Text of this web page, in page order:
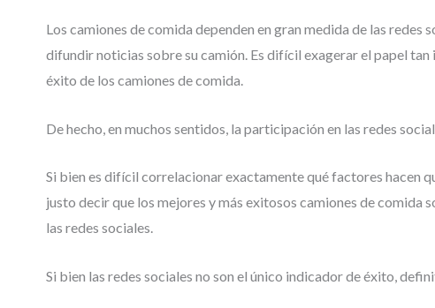
Los camiones de comida dependen en gran medida de las redes
difundir noticias sobre su camión. Es difícil exagerar el papel tan
éxito de los camiones de comida.
De hecho, en muchos sentidos, la participación en las redes
Si bien es difícil correlacionar exactamente qué factores hacen
justo decir que los mejores y más exitosos camiones de comida
las redes sociales.
Si bien las redes sociales no son el único indicador de éxito,